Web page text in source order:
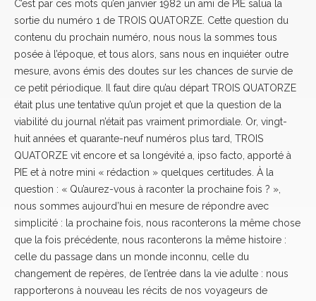
C’est par ces mots qu’en janvier 1982 un ami de PIE salua la
sortie du numéro 1 de TROIS QUATORZE. Cette question du
contenu du prochain numéro, nous nous la sommes tous
posée à l’époque, et tous alors, sans nous en inquiéter outre
mesure, avons émis des doutes sur les chances de survie de
ce petit périodique. Il faut dire qu’au départ TROIS QUATORZE
était plus une tentative qu’un projet et que la question de la
viabilité du journal n’était pas vraiment primordiale. Or, vingt-
huit années et quarante-neuf numéros plus tard, TROIS
QUATORZE vit encore et sa longévité a, ipso facto, apporté à
PIE et à notre mini « rédaction » quelques certitudes. À la
question : « Qu’aurez-vous à raconter la prochaine fois ? »,
nous sommes aujourd’hui en mesure de répondre avec
simplicité : la prochaine fois, nous raconterons la même chose
que la fois précédente, nous raconterons la même histoire :
celle du passage dans un monde inconnu, celle du
changement de repères, de l’entrée dans la vie adulte : nous
rapporterons à nouveau les récits de nos voyageurs de